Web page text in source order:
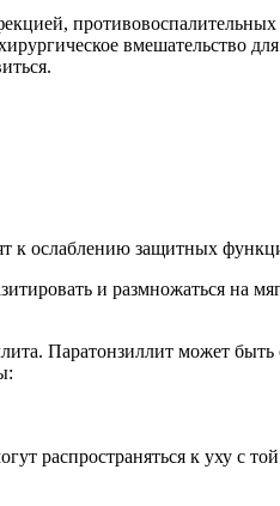
вмешательство
к ослаблению защитных
и размножаться на
Паратонзиллит может
распространяться к уху с